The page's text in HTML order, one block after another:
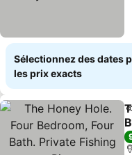
Sélectionnez des dates
les prix exacts